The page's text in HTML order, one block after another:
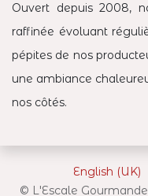
Ouvert depuis 2008,
raffinée évoluant
pépites de nos
une ambiance
nos côtés.
© L'Escale Gourmande
English (UK)